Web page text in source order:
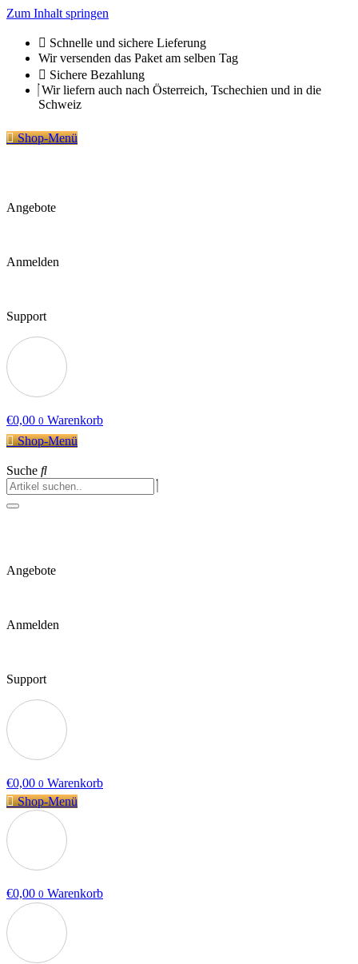
Zum Inhalt springen
Schnelle und sichere Lieferung
Wir versenden das Paket am selben Tag
Sichere Bezahlung
Wir liefern auch nach Österreich, Tschechien und in die
Schweiz
Shop-Menü
Angebote
Anmelden
Support
€0,00 0 Warenkorb
Shop-Menü
Suche
Angebote
Anmelden
Support
€0,00 0 Warenkorb
Shop-Menü
€0,00 0 Warenkorb